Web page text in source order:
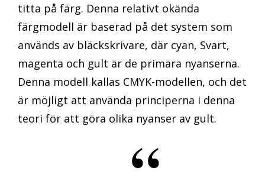
titta på färg. Denna relativt okända
färgmodell är baserad på det system som
används av bläckskrivare, där cyan, Svart,
magenta och gult är de primära nyanserna.
Denna modell kallas CMYK-modellen, och det
är möjligt att använda principerna i denna
teori för att göra olika nyanser av gult.